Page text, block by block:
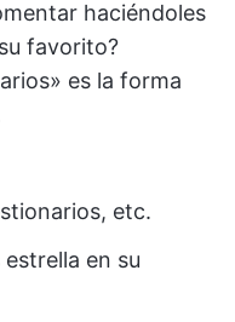
haciéndoles
favorito?
es la forma
etc.
en su